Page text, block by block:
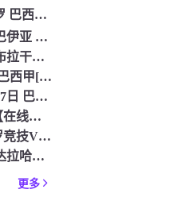
07月27日 博塔弗戈VS克鲁塞罗 巴西甲[免费在线直播]
2026年07月27日_科林蒂安VS巴伊亚 巴西甲直播 免费
2026年07月27日_科里蒂巴VS布拉干RB 巴西甲直播
圣保罗VS弗拉门戈_07月27日 巴西甲[高清赛事直播]
弗鲁米嫩塞VS格雷米奥_07月27日 巴西甲[在线观看比赛]
维多利亚VS瑞模贝雷 巴西甲【在线观看比赛】_2026年07
2026年07月27日 巴西甲:米内罗竞技VS帕尔梅拉斯_免
2026年07月26日_华雷斯VS瓜达拉哈拉 墨西超直播 在
更多